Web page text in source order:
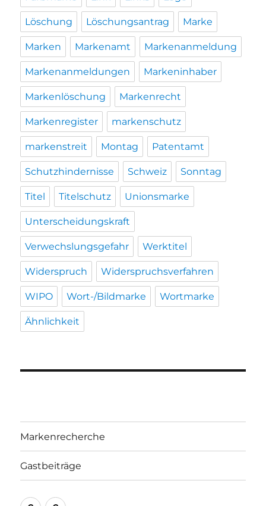
Löschung Löschungsantrag Marke
Marken Markenamt Markenanmeldung
Markenanmeldungen Markeninhaber
Markenlöschung Markenrecht
Markenregister markenschutz
markenstreit Montag Patentamt
Schutzhindernisse Schweiz Sonntag
Titel Titelschutz Unionsmarke
Unterscheidungskraft
Verwechslungsgefahr Werktitel
Widerspruch Widerspruchsverfahren
WIPO Wort-/Bildmarke Wortmarke
Ähnlichkeit
Markenrecherche
Gastbeiträge